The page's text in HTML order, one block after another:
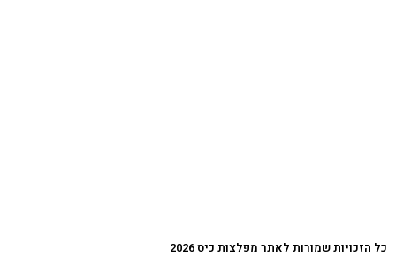
כל הזכויות שמורות לאתר מפלצות כיס 2026